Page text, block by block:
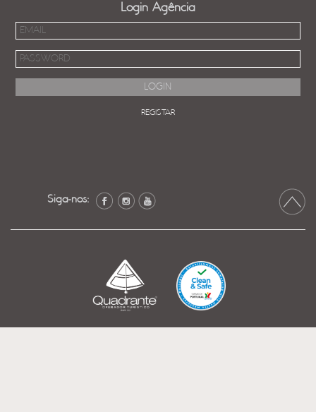
Login Agência
REGISTAR
Siga-nos: